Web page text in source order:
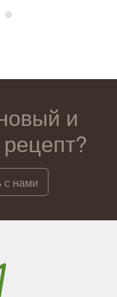
и
с нами